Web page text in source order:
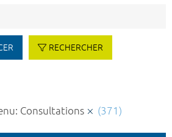
RECHERCHER
Consultations (371)